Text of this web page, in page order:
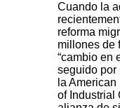
Cuando la
reforma
millones de
“cambio en
seguido por
la
of Industrial